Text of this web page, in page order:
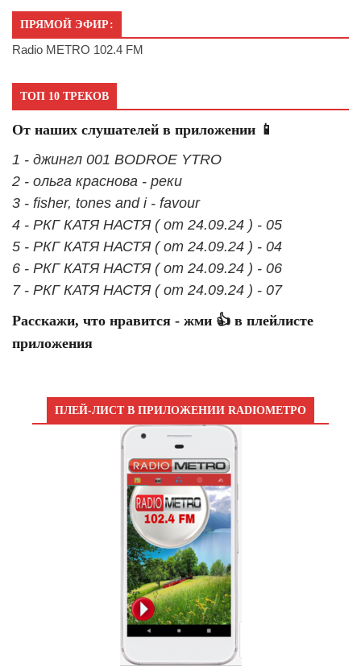
ПРЯМОЙ ЭФИР:
Radio METRO 102.4 FM
ТОП 10 ТРЕКОВ
От наших слушателей в приложении 📱
1 - джингл 001 BODROE YTRO
2 - ольга краснова - реки
3 - fisher, tones and i - favour
4 - РКГ КАТЯ НАСТЯ ( от 24.09.24 ) - 05
5 - РКГ КАТЯ НАСТЯ ( от 24.09.24 ) - 04
6 - РКГ КАТЯ НАСТЯ ( от 24.09.24 ) - 06
7 - РКГ КАТЯ НАСТЯ ( от 24.09.24 ) - 07
Расскажи, что нравится - жми 👍 в плейлисте
приложения
ПЛЕЙ-ЛИСТ В ПРИЛОЖЕНИИ RADIOМЕТРО